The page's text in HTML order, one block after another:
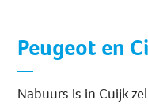
Peugeot en
Nabuurs is in Cuijk z